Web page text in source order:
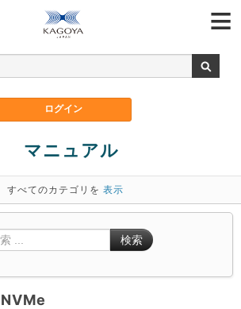
マニュアル
すべてのカテゴリを 表示
検索